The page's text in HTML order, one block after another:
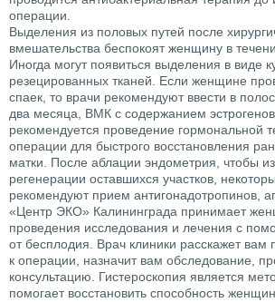
операции.
Выделения из половых путей после
вмешательства беспокоят женщину в
Иногда могут появиться выделения в виде
резецированных тканей. Если женщине
спаек, то врачи рекомендуют ввести в
два месяца, ВМК с содержанием
рекомендуется проведение гормональной
операции для быстрого восстановления
матки. После аблации эндометрия, чтобы
регенерации оставшихся участков,
рекомендуют прием антигонадотропинов,
«Центр ЭКО» Калининграда принимает
проведения исследования и лечения с
от бесплодия. Врач клиники расскажет вам
к операции, назначит вам обследование,
консультацию. Гистероскопия является
помогает восстановить способность